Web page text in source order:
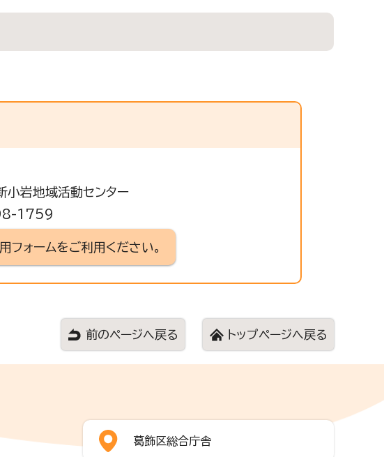
地域活動センター
1759
ォームをご利用ください。
前のページへ戻る トップページへ戻る
葛飾区総合庁舎